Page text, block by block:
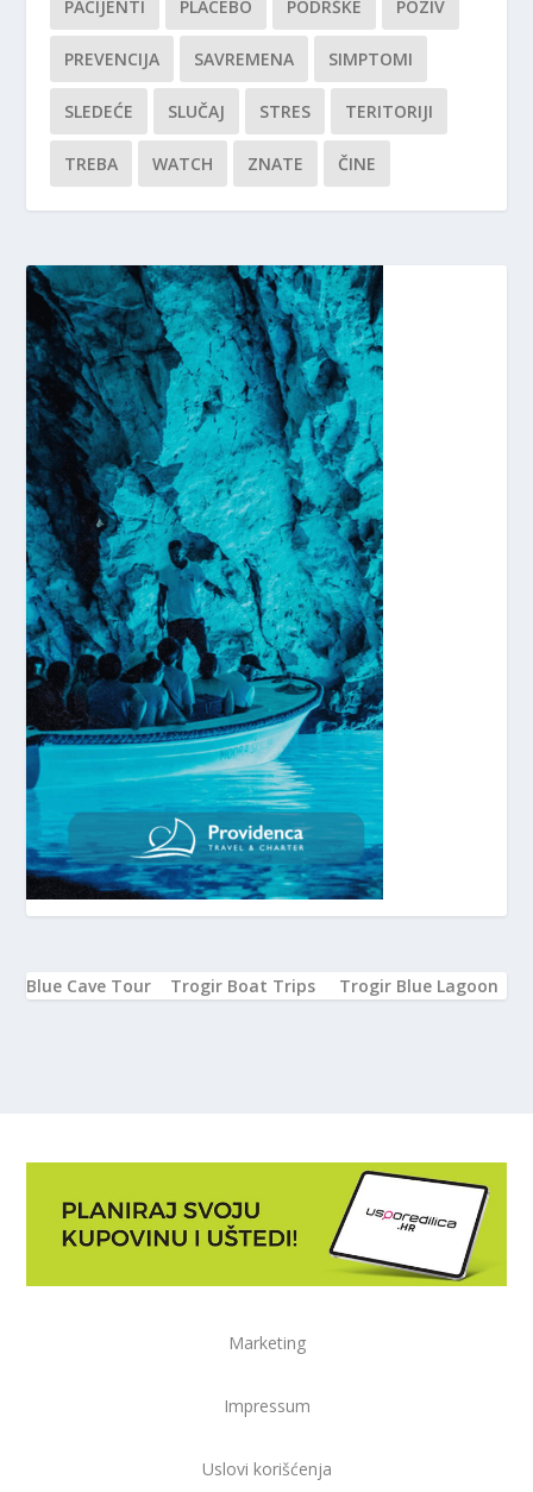
PACIJENTI PLACEBO PODRŠKE POZIV
PREVENCIJA SAVREMENA SIMPTOMI
SLEDEĆE SLUČAJ STRES TERITORIJI
TREBA WATCH ZNATE ČINE
Blue Cave Tour Trogir Boat Trips Trogir Blue Lagoon
Marketing
Impressum
Uslovi korišćenja